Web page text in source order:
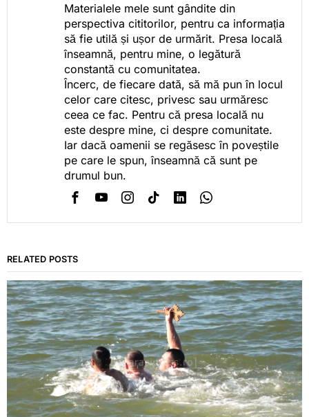
Materialele mele sunt gândite din
perspectiva cititorilor, pentru ca informația
să fie utilă și ușor de urmărit. Presa locală
înseamnă, pentru mine, o legătură
constantă cu comunitatea.
Încerc, de fiecare dată, să mă pun în locul
celor care citesc, privesc sau urmăresc
ceea ce fac. Pentru că presa locală nu
este despre mine, ci despre comunitate.
Iar dacă oamenii se regăsesc în poveștile
pe care le spun, înseamnă că sunt pe
drumul bun.
RELATED POSTS